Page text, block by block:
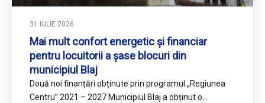
31 IULIE 2026
Mai mult confort energetic și financiar
pentru locuitorii a șase blocuri din
municipiul Blaj
Două noi finanțări obținute prin programul „Regiunea
Centru” 2021 – 2027 Municipiul Blaj a obținut o